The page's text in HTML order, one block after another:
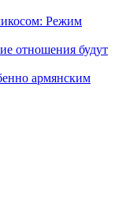
Режим
отношения будут
армянским